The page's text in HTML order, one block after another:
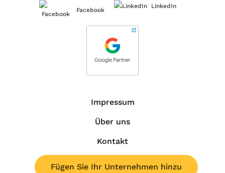
Facebook
LinkedIn
Impressum
Über uns
Kontakt
Fügen Sie Ihr Unternehmen hinzu